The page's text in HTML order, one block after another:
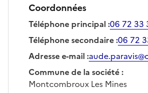
Coordonnées
Téléphone principal:06 72 33
Téléphone secondaire:06 72
Adresse e-mail:
Commune de la société:
Montcombroux Les Mines